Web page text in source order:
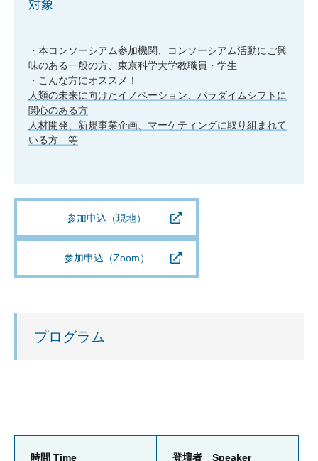
対象
・本コンソーシアム参加機関、コンソーシアム活動にご興
味のある一般の方、東京科学大学教職員・学生
・こんな方にオススメ！
人類の未来に向けたイノベーション、パラダイムシフトに
関心のある方
人材開発、新規事業企画、マーケティングに取り組まれて
いる方 等
参加申込（現地）
参加申込（Zoom）
プログラム
時間 Time 登壇者 Speaker